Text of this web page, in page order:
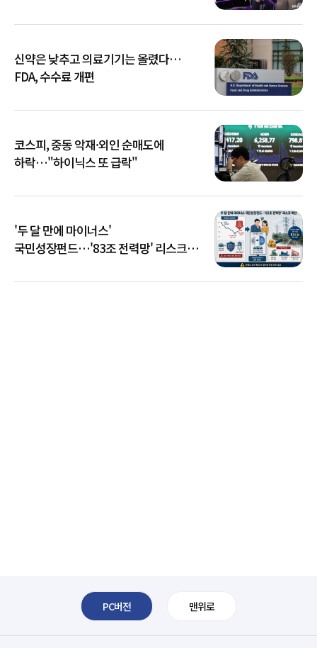
신약은 낮추고 의료기기는 올렸다…
FDA, 수수료 개편
코스피, 중동 악재·외인 순매도에
하락…"하이닉스 또 급락"
'두 달 만에 마이너스'
국민성장펀드…'83조 전력망' 리스크
PC버전 맨위로